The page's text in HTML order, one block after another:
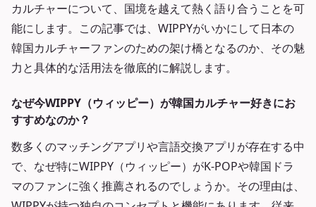
カルチャーについて、国境を越えて熱く語り合うことを可
能にします。この記事では、WIPPYがいかにして日本の
韓国カルチャーファンのための架け橋となるのか、その魅
力と具体的な活用法を徹底的に解説します。
なぜ今WIPPY（ウィッピー）が韓国カルチャー好きにお
すすめなのか？
数多くのマッチングアプリや言語交換アプリが存在する中
で、なぜ特にWIPPY（ウィッピー）がK-POPや韓国ドラ
マのファンに強く推薦されるのでしょうか。その理由は、